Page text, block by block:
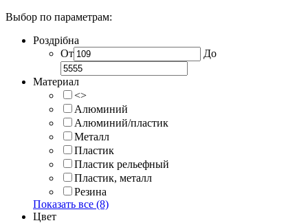
Выбор по параметрам:
Роздрібна
От
До
Материал
<>
Алюминий
Алюминий/пластик
Металл
Пластик
Пластик рельефный
Пластик, металл
Резина
Показать все (8)
Цвет